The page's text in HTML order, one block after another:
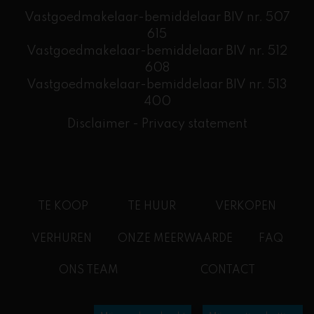
Vastgoedmakelaar-bemiddelaar BIV nr. 507
615
Vastgoedmakelaar-bemiddelaar BIV nr. 512
608
​Vastgoedmakelaar-bemiddelaar BIV nr. 513
400
Disclaimer - Privacy statement
TE KOOP TE HUUR VERKOPEN
VERHUREN ONZE MEERWAARDE FAQ
ONS TEAM CONTACT